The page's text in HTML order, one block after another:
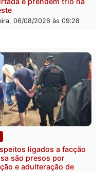
sexta-feira, 07/08/2026 às
Polícia
Policiais militares
zona Leste
quinta-feira, 06/08/2026 às